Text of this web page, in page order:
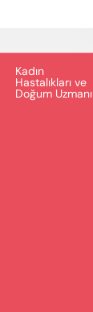
Kadın
Hastalıkları ve
Doğum Uzmanı